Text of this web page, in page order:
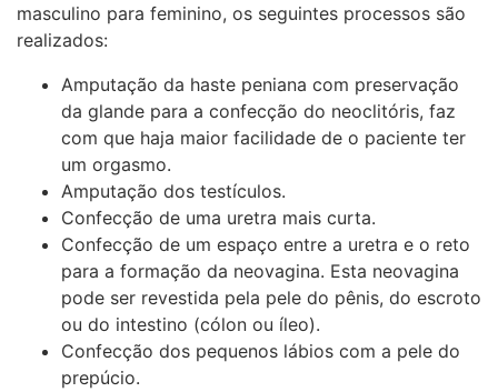
masculino para feminino, os seguintes processos são
realizados:
Amputação da haste peniana com preservação
da glande para a confecção do neoclitóris, faz
com que haja maior facilidade de o paciente ter
um orgasmo.
Amputação dos testículos.
Confecção de uma uretra mais curta.
Confecção de um espaço entre a uretra e o reto
para a formação da neovagina. Esta neovagina
pode ser revestida pela pele do pênis, do escroto
ou do intestino (cólon ou íleo).
Confecção dos pequenos lábios com a pele do
prepúcio.